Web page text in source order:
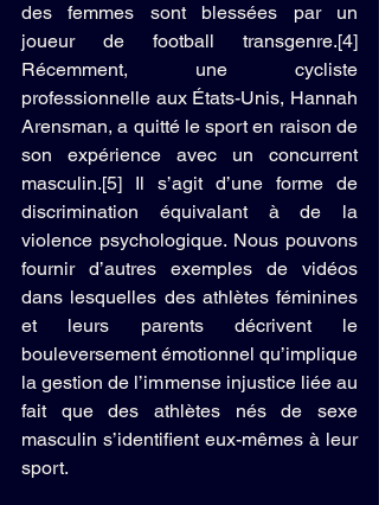
des femmes sont blessées par un
joueur de football transgenre.[4]
Récemment, une cycliste
professionnelle aux États-Unis, Hannah
Arensman, a quitté le sport en raison de
son expérience avec un concurrent
masculin.[5] Il s’agit d’une forme de
discrimination équivalant à de la
violence psychologique. Nous pouvons
fournir d’autres exemples de vidéos
dans lesquelles des athlètes féminines
et leurs parents décrivent le
bouleversement émotionnel qu’implique
la gestion de l’immense injustice liée au
fait que des athlètes nés de sexe
masculin s’identifient eux-mêmes à leur
sport.